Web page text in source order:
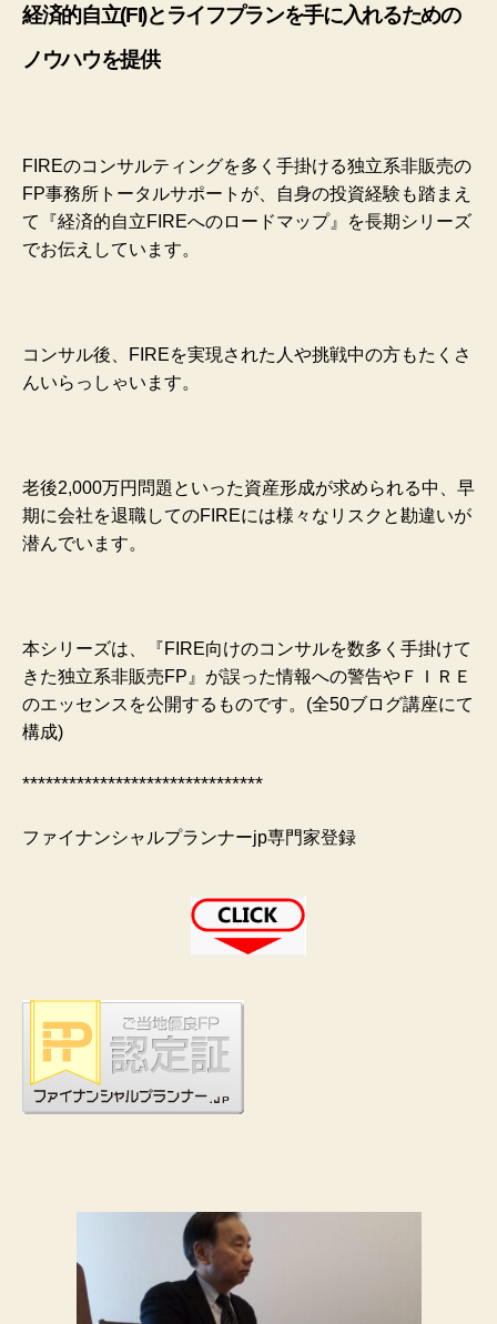
経済的自立(FI)とライフプランを手に入れるための
ノウハウを提供
FIREのコンサルティングを多く手掛ける独立系非販売の
FP事務所トータルサポートが、自身の投資経験も踏まえ
て『経済的自立FIREへのロードマップ』を長期シリーズ
でお伝えしています。
コンサル後、
FIREを実現された人や挑戦中の方もたくさ
んいらっしゃいます。
老後2,000万円問題といった資産形成が求められる中、早
期に会社を退職してのFIREには様々なリスクと勘違いが
潜んでいます。
本シリーズは、『FIRE向けのコンサルを数多く手掛けて
きた独立系非販売FP』が誤った情報への警告やＦＩＲＥ
のエッセンスを公開するものです。(全50ブログ講座にて
構成)
*******************************
ファイナンシャルプランナーjp専門家登録